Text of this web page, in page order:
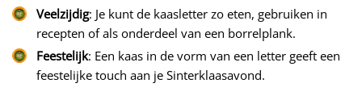
Veelzijdig: Je kunt de kaasletter zo eten, gebruiken in
recepten of als onderdeel van een borrelplank.
Feestelijk: Een kaas in de vorm van een letter geeft een
feestelijke touch aan je Sinterklaasavond.